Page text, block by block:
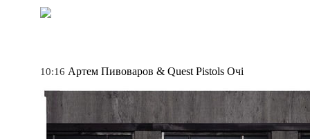
10:16 Артем Пивоваров & Quest Pistols Очі